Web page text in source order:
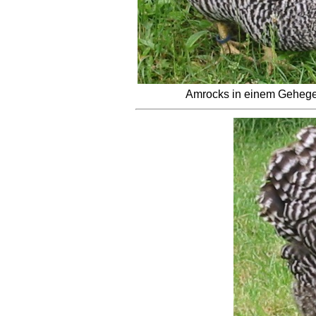
Amrocks in einem